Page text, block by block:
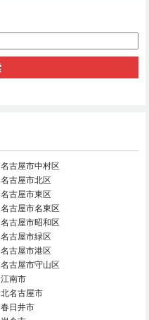
名古屋市中村区
名古屋市北区
名古屋市東区
名古屋市名東区
名古屋市昭和区
名古屋市緑区
名古屋市港区
名古屋市守山区
江南市
北名古屋市
春日井市